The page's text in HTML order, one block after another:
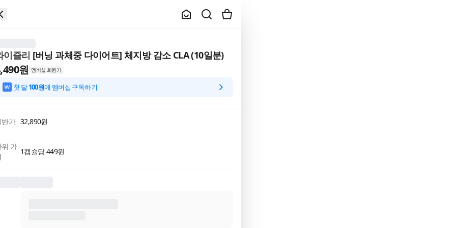
이즐리 [버닝 과체중 다이어트] 체지방 감소 CLA (10일분)
원 멤버십 회원가
첫 달100원에 멤버십 구독하기
반가 32,890원
위 가
1캡슐당 449원